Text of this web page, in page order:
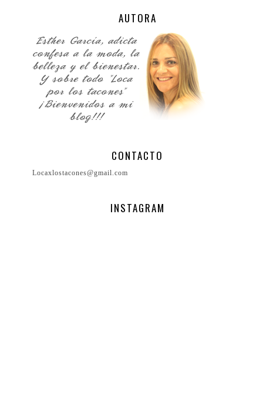
AUTORA
CONTACTO
Locaxlostacones@gmail.com
INSTAGRAM